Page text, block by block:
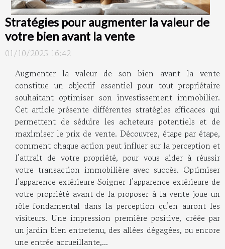
Stratégies pour augmenter la valeur de
votre bien avant la vente
01/10/2025 16:42
Augmenter la valeur de son bien avant la vente
constitue un objectif essentiel pour tout propriétaire
souhaitant optimiser son investissement immobilier.
Cet article présente différentes stratégies efficaces qui
permettent de séduire les acheteurs potentiels et de
maximiser le prix de vente. Découvrez, étape par étape,
comment chaque action peut influer sur la perception et
l’attrait de votre propriété, pour vous aider à réussir
votre transaction immobilière avec succès. Optimiser
l’apparence extérieure Soigner l’apparence extérieure de
votre propriété avant de la proposer à la vente joue un
rôle fondamental dans la perception qu’en auront les
visiteurs. Une impression première positive, créée par
un jardin bien entretenu, des allées dégagées, ou encore
une entrée accueillante,...